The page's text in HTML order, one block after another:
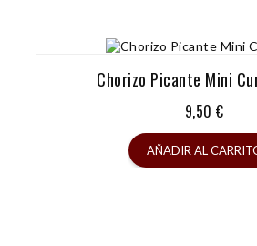
Chorizo Picante Mini
Precio
9,50 €
AÑADIR AL